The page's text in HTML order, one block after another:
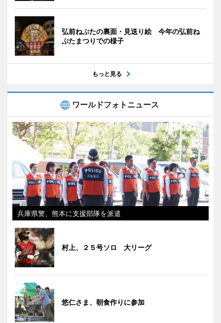
弘前ねぷたの裏面・見送り絵 今年の弘前ね
ぷたまつりでの様子
もっと見る
ワールドフォトニュース
兵庫県警、熊本に支援部隊を派遣
村上、２５号ソロ 大リーグ
悠仁さま、朝食作りに参加